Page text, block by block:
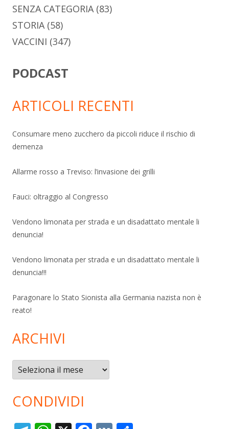
SENZA CATEGORIA(83)
STORIA(58)
VACCINI (347)
PODCAST
ARTICOLI RECENTI
Consumare meno zucchero da piccoli riduce il rischio di
demenza
Allarme rosso a Treviso: l’invasione dei grilli
Fauci: oltraggio al Congresso
Vendono limonata per strada e un disadattato mentale li
denuncia!
Vendono limonata per strada e un disadattato mentale li
denuncia!!!
Paragonare lo Stato Sionista alla Germania nazista non è
reato!
ARCHIVI
Archivi
CONDIVIDI